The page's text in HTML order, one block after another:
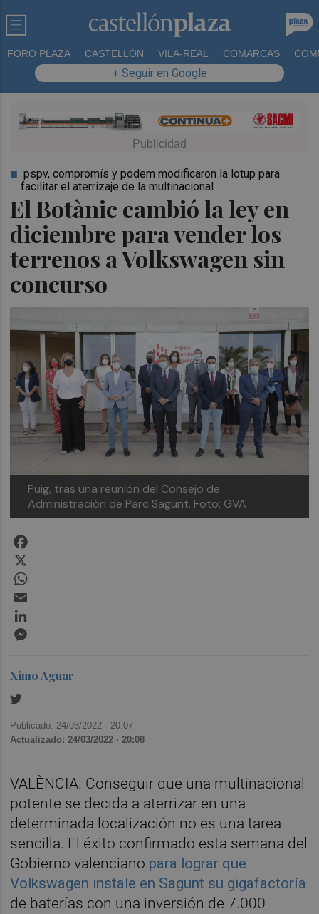
FORO PLAZA CASTELLÓN VILA-REAL COMARCAS
+ Seguir en Google
El Botànic cambió la ley en
diciembre para vender los
terrenos a Volkswagen sin
concurso
pspv, compromís y podem modificaron la lotup para
facilitar el aterrizaje de la multinacional
Puig, tras una reunión del Consejo de
Administración de Parc Sagunt. Foto: GVA
Ximo Aguar
Publicado: 24/03/2022 · 20:07
Actualizado: 24/03/2022 · 20:08
VALÈNCIA. Conseguir que una multinacional
potente se decida a aterrizar en una
determinada localización no es una tarea
sencilla. El éxito confirmado esta semana del
Gobierno valenciano para lograr que
Volkswagen instale en Sagunt su gigafactoría
de baterías con una inversión de 7.000